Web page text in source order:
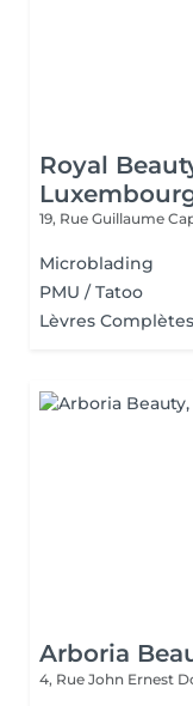
Royal
19, Rue Guillaume
Microblading
PMU / Tatoo
Lèvres Complètes
Arboria
4, Rue John Ernest